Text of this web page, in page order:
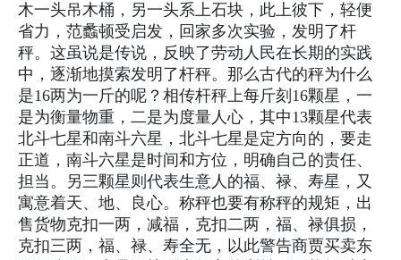
木一头吊木桶，另一头系上石块，此上彼下，轻便
省力，范蠡顿受启发，回家多次实验，发明了杆
秤。这虽说是传说，反映了劳动人民在长期的实践
中，逐渐地摸索发明了杆秤。那么古代的秤为什么
是16两为一斤的呢？相传杆秤上每斤刻16颗星，一
是为衡量物重，二是为度量人心，其中13颗星代表
北斗七星和南斗六星，北斗七星是定方向的，要走
正道，南斗六星是时间和方位，明确自己的责任、
担当。另三颗星则代表生意人的福、禄、寿星，又
寓意着天、地、良心。称秤也要有称秤的规矩，出
售货物克扣一两，减福，克扣二两，福、禄俱损，
克扣三两，福、禄、寿全无，以此警告商贾买卖东